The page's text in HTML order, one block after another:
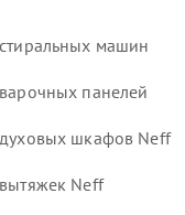
машин
панелей
шкафов Neff
Neff